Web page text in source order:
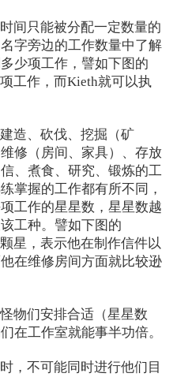
间只能被分配一定数量的
字旁边的工作数量中了解
少项工作，譬如下图的
工作，而Kieth就可以执
造、砍伐、挖掘（矿
修（房间、家具）、存放
、煮食、研究、锻炼的工
掌握的工作都有所不同，
工作的星星数，星星数越
工种。譬如下图的
星，表示他在制作信件以
在维修房间方面就比较逊
物们安排合适（星星数
在工作室就能事半功倍。
，不可能同时进行他们目